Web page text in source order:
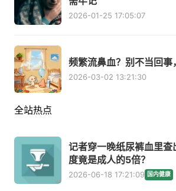
2026-01-25 17:05:07
频繁流鼻血？别不当回
2026-03-02 13:21:30
全站热点
记者穿一晚纸尿裤血里
度竟是成人的5倍？
2026-06-18 17:21:09 国内健康